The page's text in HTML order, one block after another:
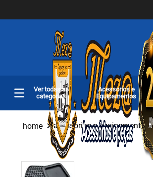
Ver todas as
categorias
Acessorios e
Equipamentos
acessórios e equipamentos